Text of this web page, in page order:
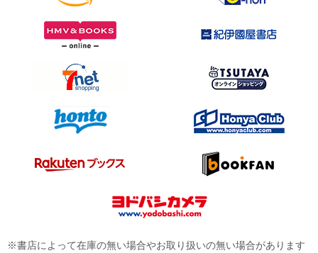
※書店によって在庫の無い場合やお取り扱いの無い場合があります